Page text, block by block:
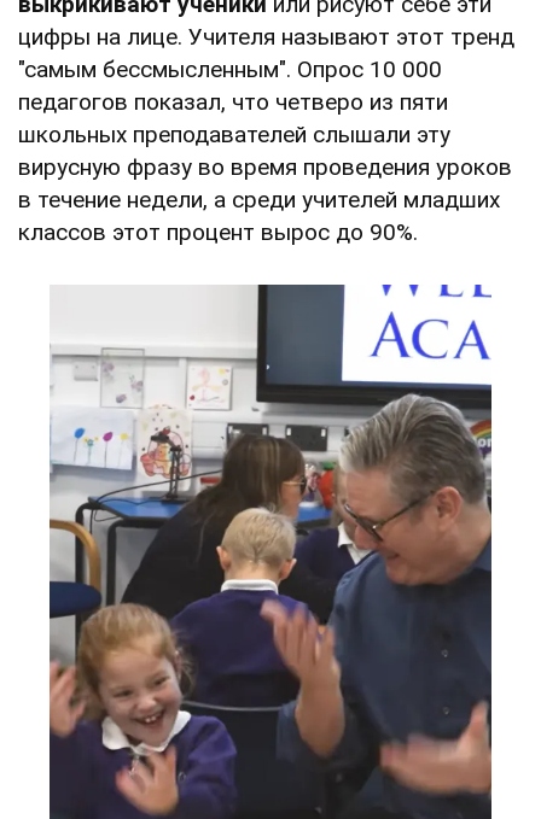
цифры на лице. Учителя называют этот тренд
"самым бессмысленным". Опрос 10 000
педагогов показал, что четверо из пяти
школьных преподавателей слышали эту
вирусную фразу во время проведения уроков
в течение недели, а среди учителей младших
классов этот процент вырос до 90%.